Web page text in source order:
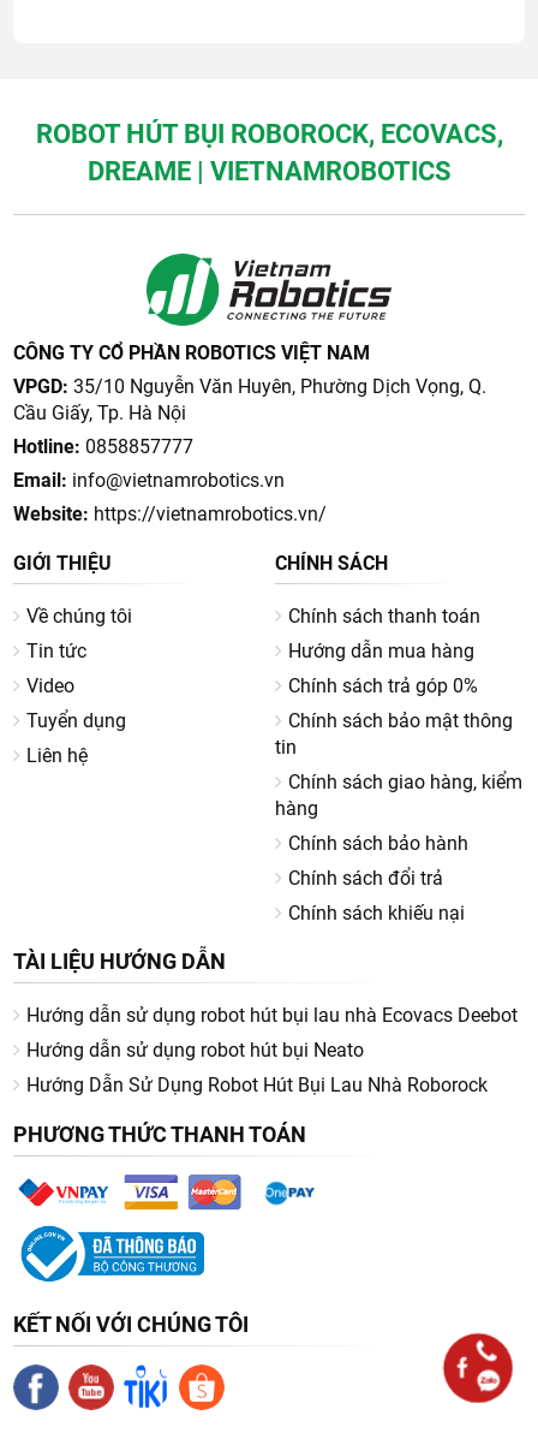
ROBOT HÚT BỤI ROBOROCK, ECOVACS,
DREAME | VIETNAMROBOTICS
CÔNG TY CỔ PHẦN ROBOTICS VIỆT NAM
VPGD: 35/10 Nguyễn Văn Huyên, Phường Dịch Vọng, Q.
Cầu Giấy, Tp. Hà Nội
Hotline: 0858857777
Email: info@vietnamrobotics.vn
Website: https://vietnamrobotics.vn/
GIỚI THIỆU
Về chúng tôi
Tin tức
Video
Tuyển dụng
Liên hệ
CHÍNH SÁCH
Chính sách thanh toán
Hướng dẫn mua hàng
Chính sách trả góp 0%
Chính sách bảo mật thông
tin
Chính sách giao hàng, kiểm
hàng
Chính sách bảo hành
Chính sách đổi trả
Chính sách khiếu nại
TÀI LIỆU HƯỚNG DẪN
Hướng dẫn sử dụng robot hút bụi lau nhà Ecovacs Deebot
Hướng dẫn sử dụng robot hút bụi Neato
Hướng Dẫn Sử Dụng Robot Hút Bụi Lau Nhà Roborock
PHƯƠNG THỨC THANH TOÁN
KẾT NỐI VỚI CHÚNG TÔI